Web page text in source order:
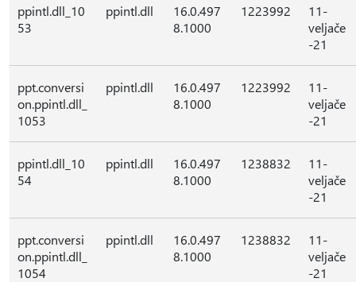
ppintl.dll_10
53
ppintl.dll
16.0.497
8.1000
1223992
11-
veljače
-21
ppt.conversi
on.ppintl.dll_
1053
ppintl.dll
16.0.497
8.1000
1223992
11-
veljače
-21
ppintl.dll_10
54
ppintl.dll
16.0.497
8.1000
1238832
11-
veljače
-21
ppt.conversi
on.ppintl.dll_
1054
ppintl.dll
16.0.497
8.1000
1238832
11-
veljače
-21